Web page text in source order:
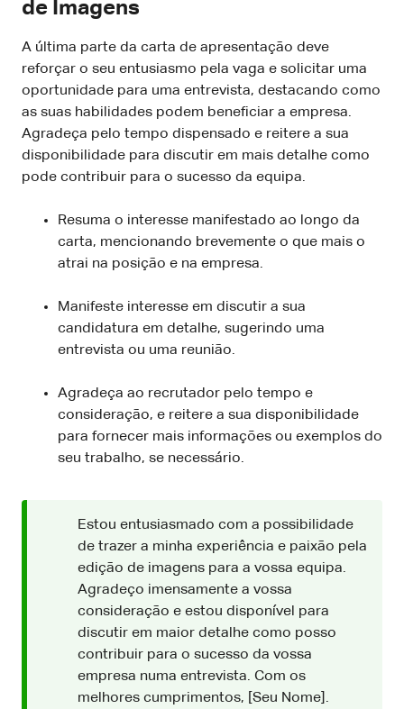
de Imagens
A última parte da carta de apresentação deve
reforçar o seu entusiasmo pela vaga e solicitar uma
oportunidade para uma entrevista, destacando como
as suas habilidades podem beneficiar a empresa.
Agradeça pelo tempo dispensado e reitere a sua
disponibilidade para discutir em mais detalhe como
pode contribuir para o sucesso da equipa.
Resuma o interesse manifestado ao longo da
carta, mencionando brevemente o que mais o
atrai na posição e na empresa.
Manifeste interesse em discutir a sua
candidatura em detalhe, sugerindo uma
entrevista ou uma reunião.
Agradeça ao recrutador pelo tempo e
consideração, e reitere a sua disponibilidade
para fornecer mais informações ou exemplos do
seu trabalho, se necessário.
Estou entusiasmado com a possibilidade
de trazer a minha experiência e paixão pela
edição de imagens para a vossa equipa.
Agradeço imensamente a vossa
consideração e estou disponível para
discutir em maior detalhe como posso
contribuir para o sucesso da vossa
empresa numa entrevista. Com os
melhores cumprimentos, [Seu Nome].